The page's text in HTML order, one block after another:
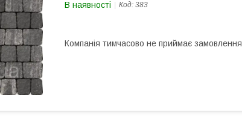
В наявності Код: 383
Компанія тимчасово не приймає замовлення